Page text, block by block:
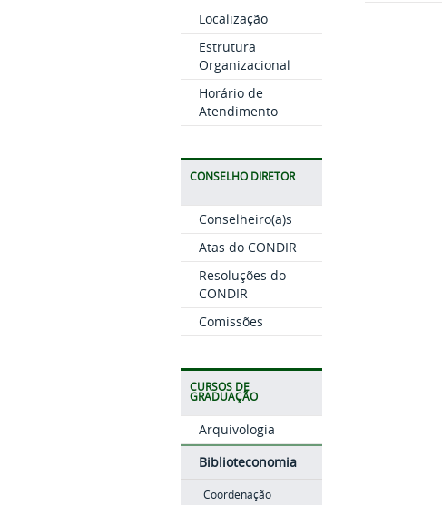
Localização
Estrutura
Organizacional
Horário de
Atendimento
CONSELHO DIRETOR
Conselheiro(a)s
Atas do CONDIR
Resoluções do
CONDIR
Comissões
CURSOS DE
GRADUAÇÃO
Arquivologia
Biblioteconomia
Coordenação